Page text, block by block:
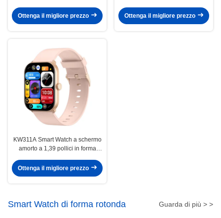
display Smartwatch
Ottenga il migliore prezzo
Bluetooth
Ottenga il migliore prezzo
KW311A Smart Watch a schermo
amorto a 1,39 pollici in forma
impermeabile
Ottenga il migliore prezzo
Smart Watch di forma rotonda Guarda di più > >